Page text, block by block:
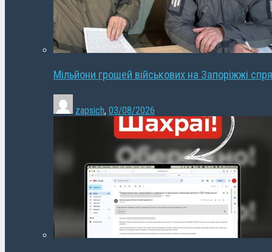
Мільйони грошей військових на Запоріжжі
zapsich, 03/08/2026